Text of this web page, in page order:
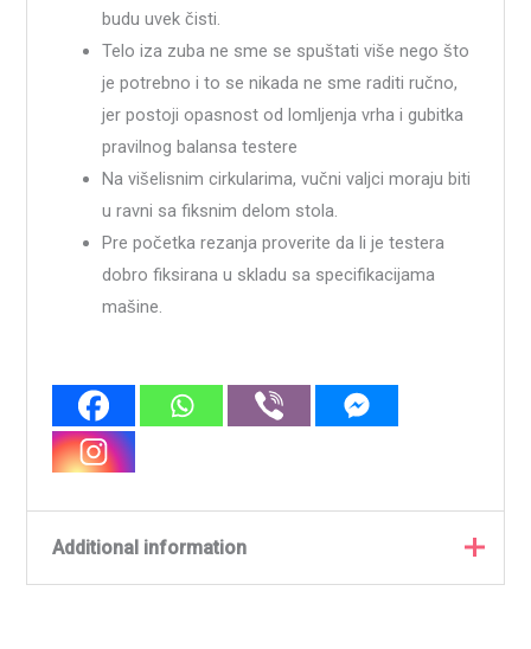
budu uvek čisti.
Telo iza zuba ne sme se spuštati više nego što
je potrebno i to se nikada ne sme raditi ručno,
jer postoji opasnost od lomljenja vrha i gubitka
pravilnog balansa testere
Na višelisnim cirkularima, vučni valjci moraju biti
u ravni sa fiksnim delom stola.
Pre početka rezanja proverite da li je testera
dobro fiksirana u skladu sa specifikacijama
mašine.
Additional information